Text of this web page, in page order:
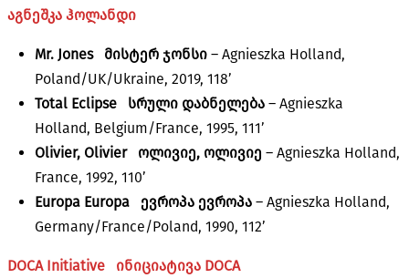
აგნეშკა ჰოლანდი
Mr. Jonesმისტერ ჯონსი – Agnieszka Holland,
Poland/UK/Ukraine, 2019, 118’
Total Eclipse სრული დაბნელება – Agnieszka
Holland, Belgium/France, 1995, 111’
Olivier, Olivier ოლივიე, ოლივიე – Agnieszka Holland,
France, 1992, 110’
Europa Europa ევროპა ევროპა – Agnieszka Holland,
Germany/France/Poland, 1990, 112’
DOCA Initiative ინიციატივა DOCA